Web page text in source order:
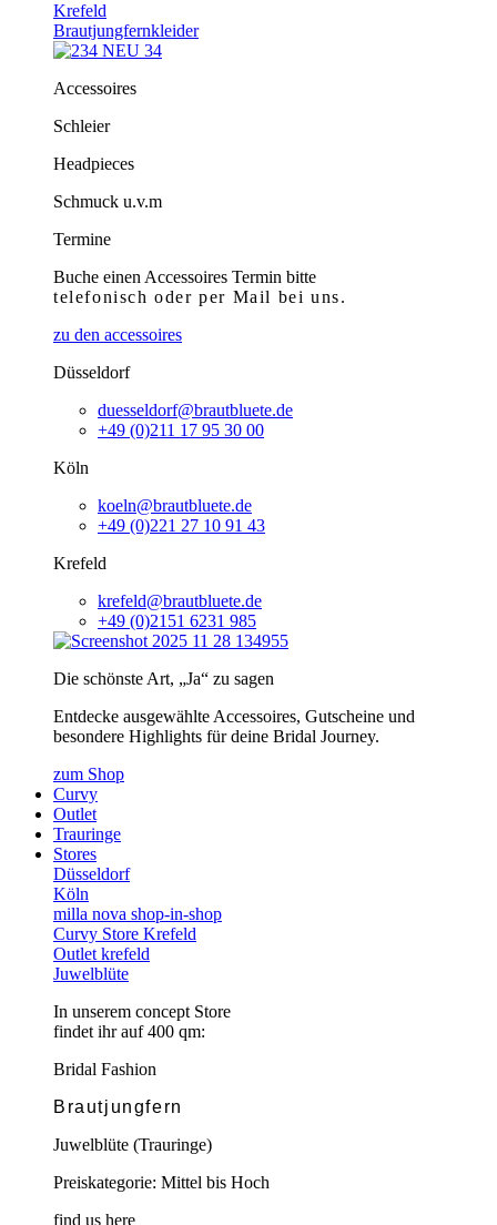
Krefeld
Brautjungfernkleider
Accessoires
Schleier
Headpieces
Schmuck u.v.m
Termine
Buche einen Accessoires Termin bitte
telefonischoder per Mail bei uns.
zu den accessoires
Düsseldorf
duesseldorf@brautbluete.de
+49 (0)211 17 95 30 00
Köln
koeln@brautbluete.de
+49 (0)221 27 10 91 43
Krefeld
krefeld@brautbluete.de
+49 (0)2151 6231 985
Die schönste Art, „Ja“ zu sagen
Entdecke ausgewählte Accessoires, Gutscheine und
besondere Highlights für deine Bridal Journey.
zum Shop
Curvy
Outlet
Trauringe
Stores
Düsseldorf
Köln
milla nova shop-in-shop
Curvy Store Krefeld
Outlet krefeld
Juwelblüte
In unserem concept Store
findet ihr auf 400 qm:
Bridal Fashion
Brautjungfern
Juwelblüte (Trauringe)
Preiskategorie: Mittel bis Hoch
find us here